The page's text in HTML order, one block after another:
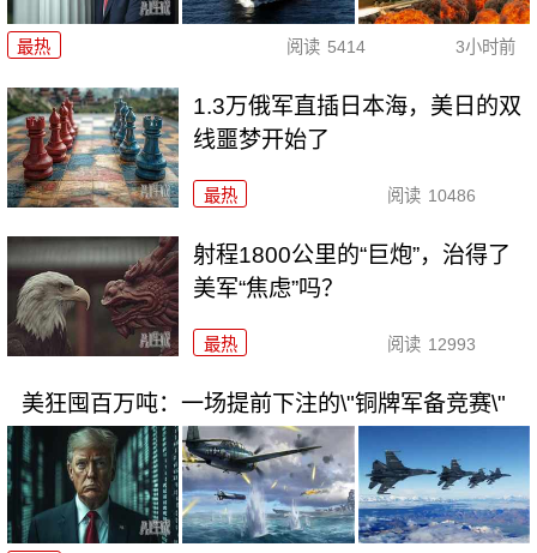
最热 阅读 5414 3小时前
1.3万俄军直插日本海，美日的双
线噩梦开始了
最热 阅读 10486
射程1800公里的“巨炮”，治得了
美军“焦虑”吗？
最热 阅读 12993
美狂囤百万吨：一场提前下注的\"铜牌军备竞赛\"